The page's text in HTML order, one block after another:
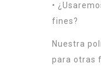
•
fines?
Nuestra
para otras